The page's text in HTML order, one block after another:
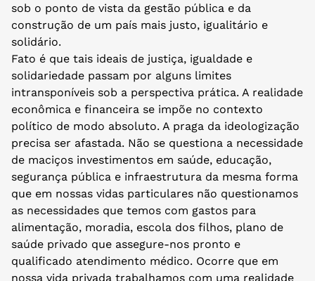
sob o ponto de vista da gestão pública e da
construção de um país mais justo, igualitário e
solidário.
Fato é que tais ideais de justiça, igualdade e
solidariedade passam por alguns limites
intransponíveis sob a perspectiva prática. A realidade
econômica e financeira se impõe no contexto
político de modo absoluto. A praga da ideologização
precisa ser afastada. Não se questiona a necessidade
de maciços investimentos em saúde, educação,
segurança pública e infraestrutura da mesma forma
que em nossas vidas particulares não questionamos
as necessidades que temos com gastos para
alimentação, moradia, escola dos filhos, plano de
saúde privado que assegure-nos pronto e
qualificado atendimento médico. Ocorre que em
nossa vida privada trabalhamos com uma realidade